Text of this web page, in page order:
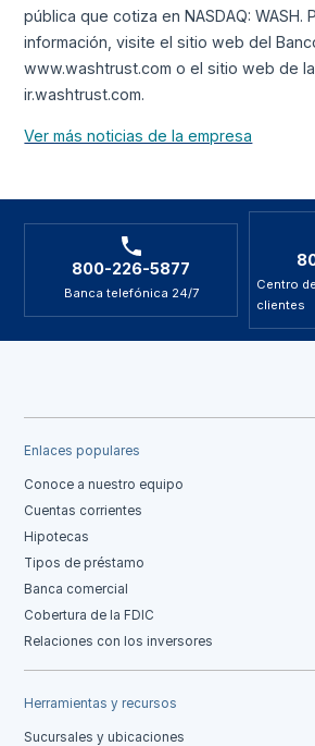
pública que cotiza en NASDAQ: WASH.
información, visite el sitio web del
www.washtrust.com o el sitio web de
ir.washtrust.com.
Ver más noticias de la empresa
800-226-5877
Banca telefónica 24/7
Centro
clientes
Enlaces populares
Conoce a nuestro equipo
Cuentas corrientes
Hipotecas
Tipos de préstamo
Banca comercial
Cobertura de la FDIC
Relaciones con los inversores
Herramientas y recursos
Sucursales y ubicaciones